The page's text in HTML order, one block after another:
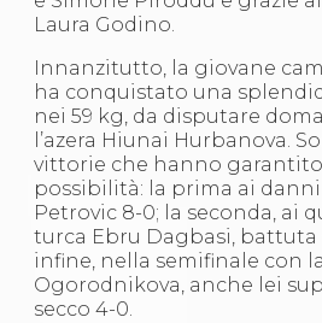
S'istrumpa
Calendario
Difesa
La
News
Mappa del
Cerca
Contatti
News
Cookies
Laura Godino.
Innanzitutto, la giovane
ha conquistato una
nei 59 kg, da disputare
l’azera Hiunai Hurbanova.
vittorie che hanno garantito
possibilità: la prima ai
Petrovic 8-0; la seconda, ai
turca Ebru Dagbasi, battuta
infine, nella semifinale con
Ogorodnikova, anche lei
secco 4-0.